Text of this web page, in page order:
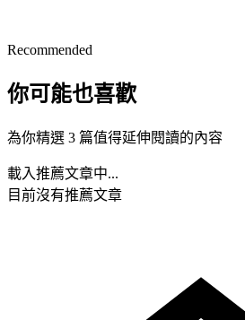
Recommended
你可能也喜歡
為你精選 3 篇值得延伸閱讀的內容
載入推薦文章中...
目前沒有推薦文章